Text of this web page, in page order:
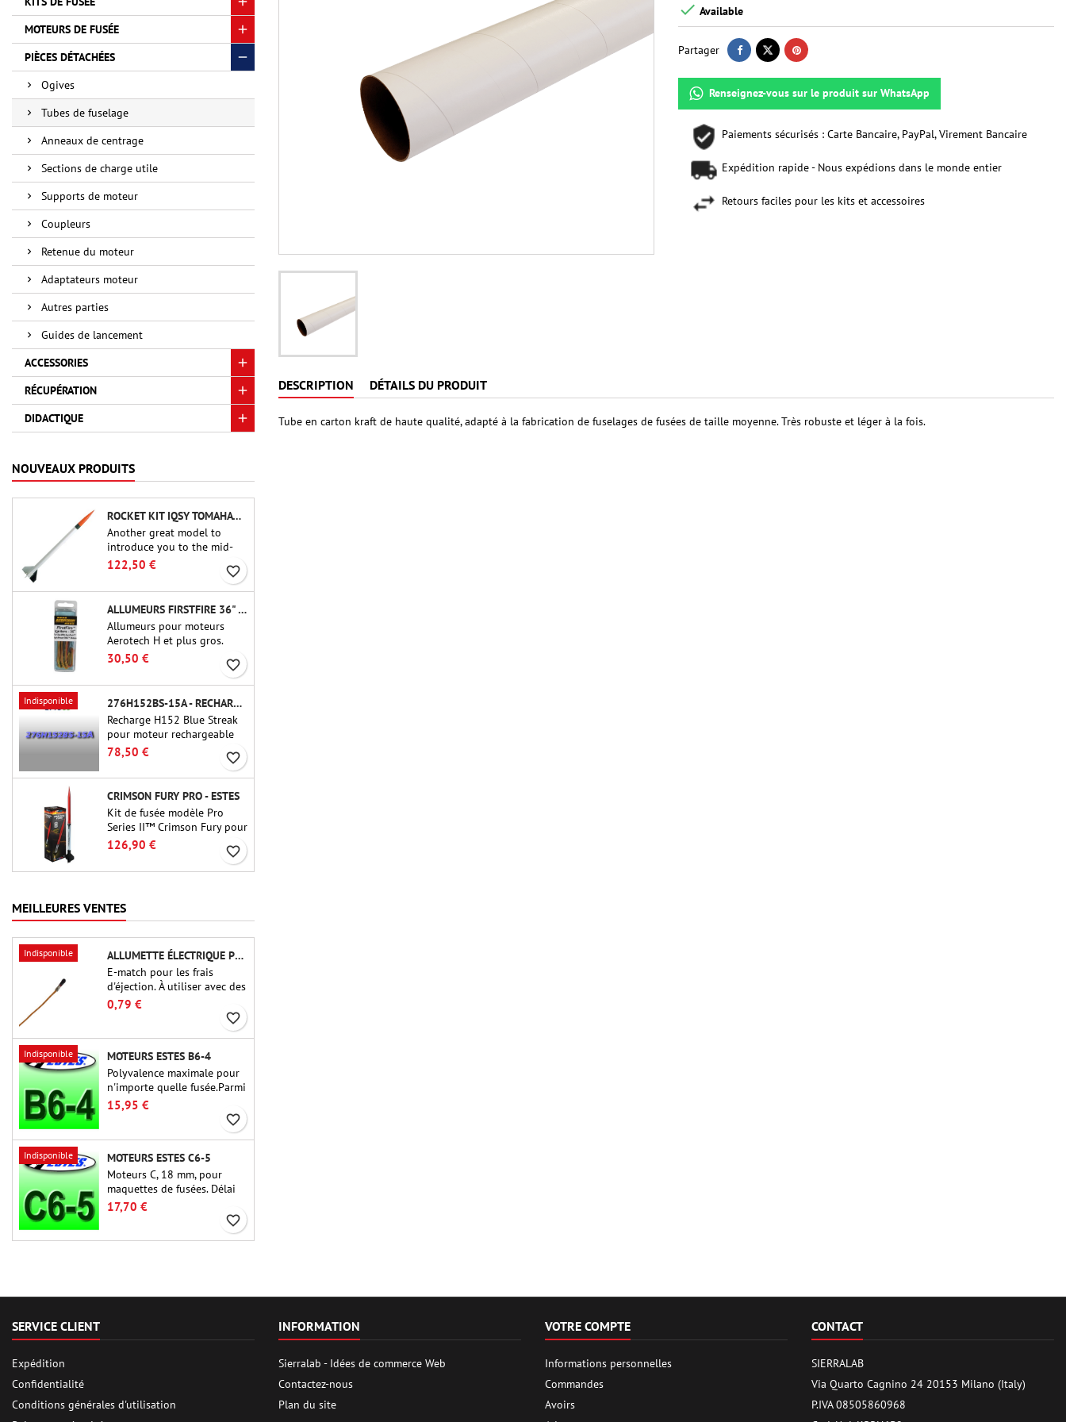
MOTEURS DE FUSÉE
PIÈCES DÉTACHÉES
Ogives
Tubes de fuselage
Anneaux de centrage
Sections de charge utile
Supports de moteur
Coupleurs
Retenue du moteur
Adaptateurs moteur
Autres parties
Guides de lancement
ACCESSORIES
RÉCUPÉRATION
DIDACTIQUE
NOUVEAUX PRODUITS
ROCKET KIT IQSY TOMAHAWK - AEROTECH
Another great model to
introduce you to the mid-
power.A scale replica of a
famous sounding rocket,
small in size and peefect to
move to higher-level kits.
122,50 € favorite_border
ALLUMEURS FIRSTFIRE 36" - AEROTECH
Allumeurs pour moteurs
Aerotech H et plus gros.
Allumage fiable des moteurs
jusqu'à 91 cm de longu
30,50 € favorite_border
Indisponible
276H152BS-15A - RECHARGE 38MM CTI
Recharge H152 Blue Streak
pour moteur rechargeable
Cesaroni P38-2G. Le délai de
15 secondes est réglable via
l'outil ProDAT 38
78,50 € favorite_border
CRIMSON FURY PRO - ESTES
Kit de fusée modèle Pro
Series II™ Crimson Fury pour
moteurs de 29 mm de type
fuséologues confirmés, le
atterrissages en douceur et
construction aussi raffinée
que les vols eux-mêmes.
126,90 € favorite_border
MEILLEURES VENTES
Indisponible
ALLUMETTE ÉLECTRIQUE POUR CHARGE D'ÉJECTION
E-match pour les frais
d'éjection. À utiliser avec des
altimètres ou d'autres
appareils électroniques.
0,79 €
favorite_border
Indisponible
MOTEURS ESTES B6-4
Polyvalence maximale pour
n'importe quelle fusée.Parmi
les moteurs de fusée les plus
utilisés à ce jour, l'Estes B6-
4 est le moteur adapté à la
plus grande majorité des
fusées Estes et similaires.
15,95 €
favorite_border
Indisponible
MOTEURS ESTES C6-5
Moteurs C, 18 mm, pour
maquettes de fusées. Délai
de 5 secondes, pour les
fusées à un étage.
17,70 €
favorite_border
 Available
Partager
Renseignez-vous sur le produit sur WhatsApp
Paiements sécurisés : Carte Bancaire, PayPal, Virement Bancaire
Expédition rapide - Nous expédions dans le monde entier
Retours faciles pour les kits et accessoires
DESCRIPTION DÉTAILS DU PRODUIT
Tube en carton kraft de haute qualité, adapté à la fabrication de fuselages de fusées de taille moyenne. Très robuste et léger à la fois.
SERVICE CLIENT
Expédition
Confidentialité
Conditions générales d'utilisation
INFORMATION
Sierralab - Idées de commerce Web
Contactez-nous
Plan du site
VOTRE COMPTE
Informations personnelles
Commandes
Avoirs
CONTACT
SIERRALAB
Via Quarto Cagnino 24 20153 Milano (Italy)
P.IVA 08505860968